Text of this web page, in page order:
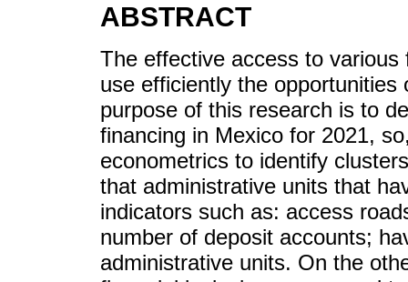
ABSTRACT
The effective access to
use efficiently the
purpose of this research is to
financing in Mexico for 2021,
econometrics to identify
that administrative units that
indicators such as: access
number of deposit accounts;
administrative units. On the